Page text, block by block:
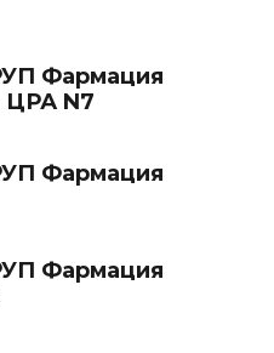
Фармация
ЦРА N7
Фармация
Фармация